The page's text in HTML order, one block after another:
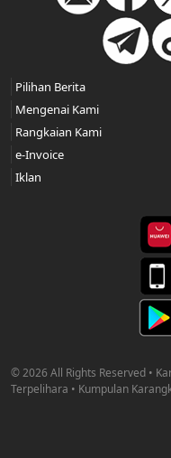
© 2026 All Rights Reserved •
Terpelihara • Kumpulan